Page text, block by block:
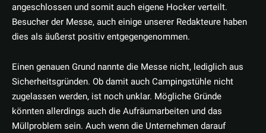
angeschlossen und somit auch eigene Hocker verteilt.
Besucher der Messe, auch einige unserer Redakteure haben
dies als äußerst positiv entgegengenommen.
Einen genauen Grund nannte die Messe nicht, lediglich aus
Sicherheitsgründen. Ob damit auch Campingstühle nicht
zugelassen werden, ist noch unklar. Mögliche Gründe
könnten allerdings auch die Aufräumarbeiten und das
Müllproblem sein. Auch wenn die Unternehmen darauf